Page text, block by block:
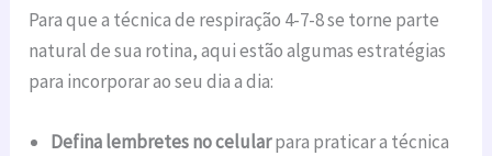
Para que a técnica de respiração 4-7-8 se torne parte
natural de sua rotina, aqui estão algumas estratégias
para incorporar ao seu dia a dia:
Defina lembretes no celularpara praticar a técnica